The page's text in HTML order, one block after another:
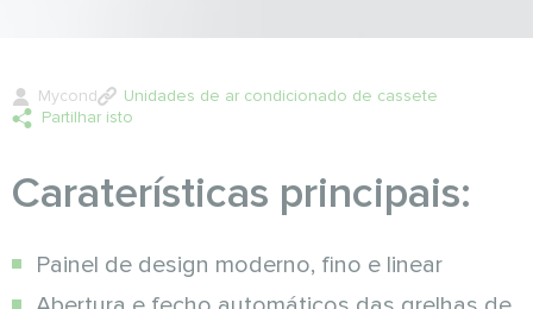
Mycond
Unidades de ar condicionado de cassete
Partilhar isto
Caraterísticas principais:
Painel de design moderno, fino e linear